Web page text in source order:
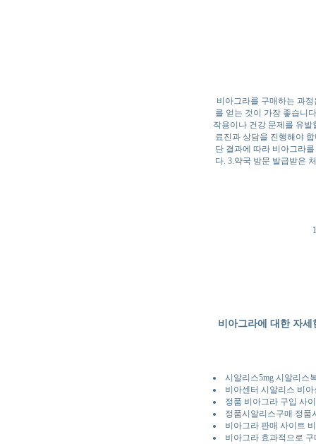
비아그라를 구매하는 과
를 얻는 것이 가장 좋습니
작용이나 건강 문제를 유
료진과 상담을 진행해야
단 결과에 따라 비아그라
다. 3.약국 방문 발급받은
비아그라에 대한 자
시알리스5mg 시알리스
비아센터 시알리스 비
정품 비아그라 구입 사
정품시알리스구매 정품
비아그라 판매 사이트
비아그라 효과적으로